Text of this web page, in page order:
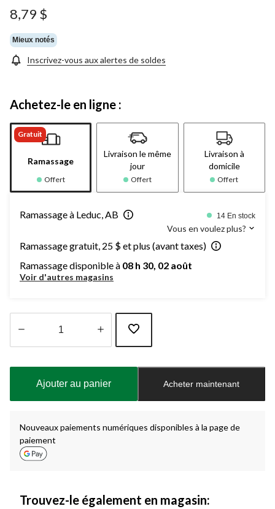
8,79 $
Mieux notés
Inscrivez-vous aux alertes de soldes
Achetez-le en ligne :
Gratuit
Ramassage
Offert
Livraison le même
jour
Offert
Livraison à
domicile
Offert
Ramassage à Leduc, AB 14 En stock
Vous en voulez plus?
Ramassage gratuit, 25 $ et plus (avant taxes)
Ramassage disponible à 08 h 30, 02 août
Voir d'autres magasins
à
Ajouter au panier Acheter maintenant
Nouveaux paiements numériques disponibles à la page de
paiement
Trouvez-le également en magasin: